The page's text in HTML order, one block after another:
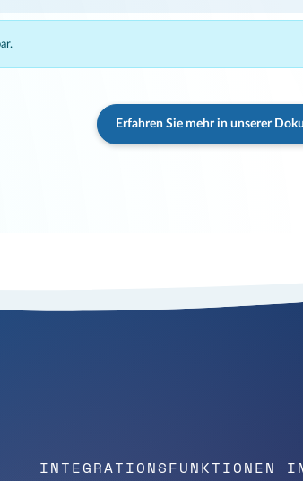
Erfahren Sie mehr in unserer
INTEGRATIONSFUNKTIONEN